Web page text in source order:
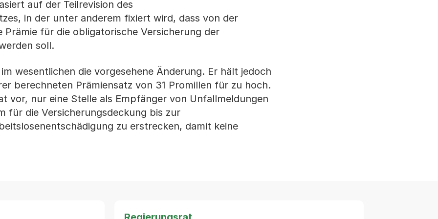
auf der Teilrevision des
in der unter anderem fixiert wird, dass von der
Prämie für die obligatorische Versicherung der
soll.
wesentlichen die vorgesehene Änderung. Er hält jedoch
berechneten Prämiensatz von 31 Promillen für zu hoch.
vor, nur eine Stelle als Empfänger von Unfallmeldungen
für die Versicherungsdeckung bis zur
zu erstrecken, damit keine